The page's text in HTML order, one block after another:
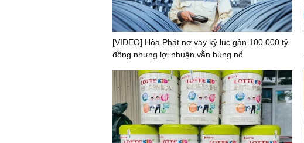
[VIDEO] Hòa Phát nợ vay kỷ lục gần 100.000 tỷ
đồng nhưng lợi nhuận vẫn bùng nổ